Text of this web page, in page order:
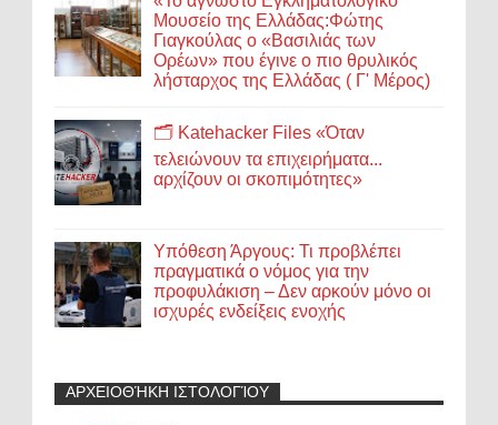
Μουσείο της Ελλάδας:Φώτης
Γιαγκούλας ο «Βασιλιάς των
Ορέων» που έγινε ο πιο θρυλικός
λήσταρχος της Ελλάδας ( Γ' Μέρος)
🗂️ Katehacker Files «Όταν
τελειώνουν τα επιχειρήματα...
αρχίζουν οι σκοπιμότητες»
Υπόθεση Άργους: Τι προβλέπει
πραγματικά ο νόμος για την
προφυλάκιση – Δεν αρκούν μόνο οι
ισχυρές ενδείξεις ενοχής
ΑΡΧΕΙΟΘΉΚΗ ΙΣΤΟΛΟΓΊΟΥ